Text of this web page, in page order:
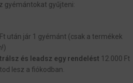
gyémántokat gyűjteni:
után jár 1 gyémánt (csak a termékek
és leadsz egy rendelést 12.000 Ft
lesz a fiókodban.